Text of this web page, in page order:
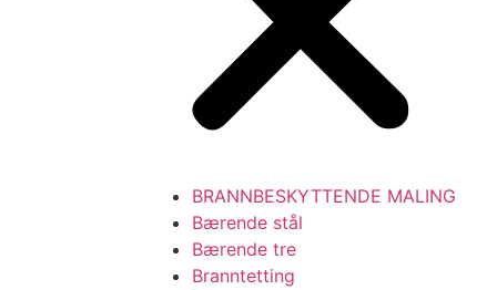
BRANNBESKYTTENDE MALING
Bærende stål
Bærende tre
Branntetting